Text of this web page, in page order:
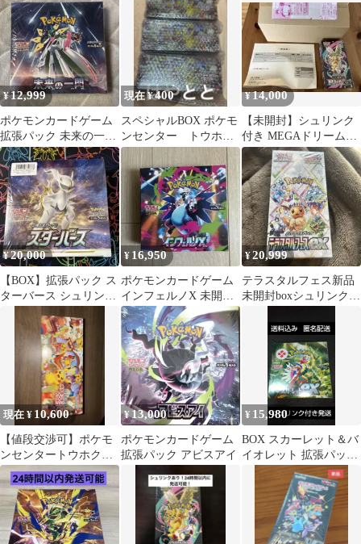
¥12,999
ポケモンカードゲーム
拡張パック 未来の一閃
BOX シュリンク付き
現在 ¥400
スペシャルBOX ポケモ
ンセンター トウホク
シュリンク付き 未開
封
¥14,000
【未開封】シュリンク
付き MEGAドリームex
BOX ポケカ ポケモン
カード
¥20,000
【BOX】拡張パック ス
ターバース シュリンク
¥ 16,950
ポケモンカードゲーム
インフェルノX 未開封
BOX シュリンク無し
ぺりぺり有り
¥20,999
テラスタルフェス新品
未開封boxシュリンク付
現在 ¥ 10,600
【値段交渉可】ポケモ
ンセンタートウホクス
ペシャルBOXシュリン
クなしプロモ未開封
¥ 13,000
ポケモンカードゲーム
拡張パック アビスアイ
¥ 15,980
BOX スカーレット＆バ
イオレット 拡張パック
スカーレットex 未開封